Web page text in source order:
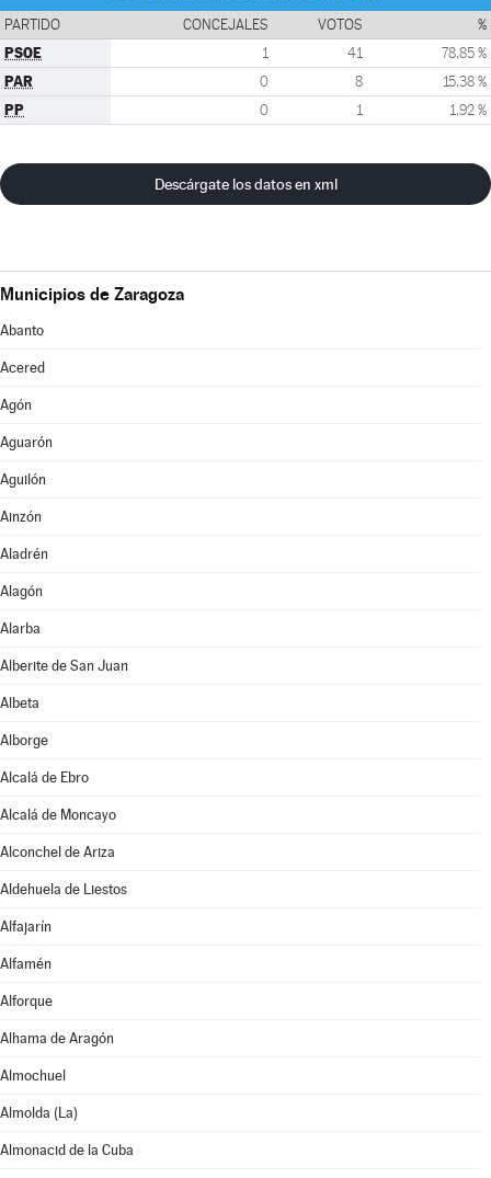
PARTIDO CONCEJALES VOTOS %
PSOE 1 41 78,85 %
PAR 0 8 15,38 %
PP 0 1 1,92 %
Descárgate los datos en xml
Municipios de Zaragoza
Abanto
Acered
Agón
Aguarón
Aguilón
Ainzón
Aladrén
Alagón
Alarba
Alberite de San Juan
Albeta
Alborge
Alcalá de Ebro
Alcalá de Moncayo
Alconchel de Ariza
Aldehuela de Liestos
Alfajarín
Alfamén
Alforque
Alhama de Aragón
Almochuel
Almolda (La)
Almonacid de la Cuba